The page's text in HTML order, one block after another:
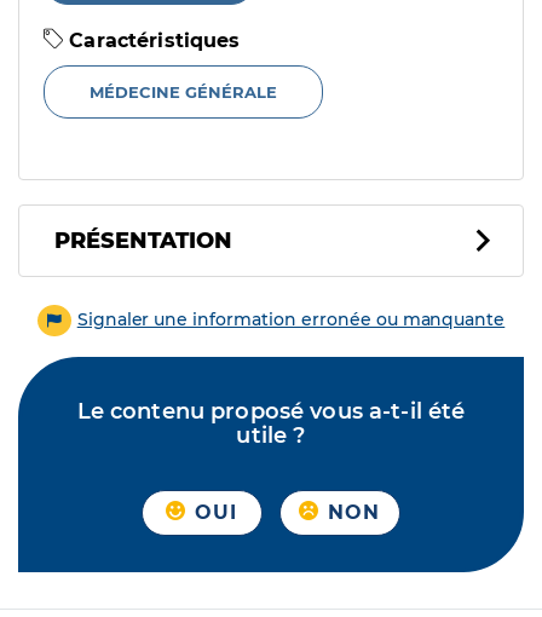
Caractéristiques
MÉDECINE GÉNÉRALE
PRÉSENTATION
Signaler une information erronée ou manquante
Le contenu proposé vous a-t-il été
utile ?
OUI NON